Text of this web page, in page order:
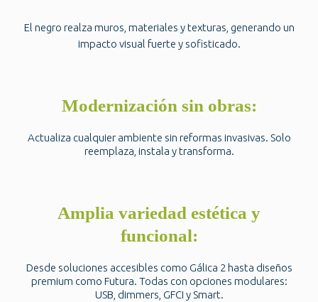
El negro realza muros, materiales y texturas, generando un
impacto visual fuerte y sofisticado.
Modernización sin obras:
Actualiza cualquier ambiente sin reformas invasivas. Solo
reemplaza, instala y transforma.
Amplia variedad estética y
funcional:
Desde soluciones accesibles como Gálica 2 hasta diseños
premium como Futura. Todas con opciones modulares:
USB, dimmers, GFCI y Smart.